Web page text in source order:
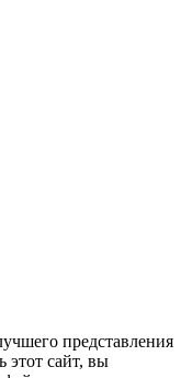
представления
этот сайт, вы